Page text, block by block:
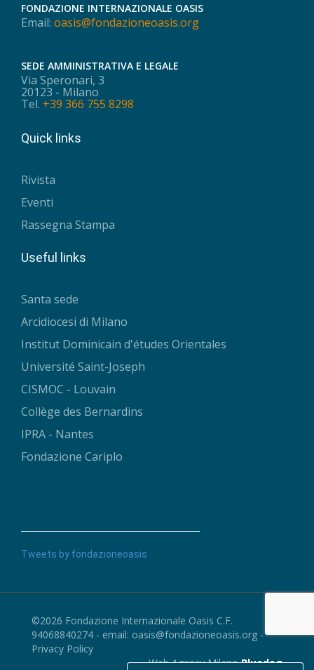
FONDAZIONE INTERNAZIONALE OASIS
Email: oasis@fondazioneoasis.org
SEDE AMMINISTRATIVA E LEGALE
Via Speronari, 3
20123 - Milano
Tel. +39 366 755 8298
Quick links
Rivista
Eventi
Rassegna Stampa
Useful links
Santa sede
Arcidiocesi di Milano
Institut Dominicain d'études Orientales
Université Saint-Joseph
CISMOC - Louvain
Collège des Bernardins
IPRA - Nantes
Fondazione Cariplo
Tweets by fondazioneoasis
©2026 Fondazione Internazionale Oasis C.F.
94068840274 - email: oasis@fondazioneoasis.org -
Privacy Policy
Web Agency Milano Bluedog